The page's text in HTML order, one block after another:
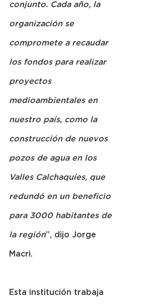
conjunto. Cada año, la
organización se
compromete a recaudar
los fondos para realizar
proyectos
medioambientales en
nuestro país, como la
construcción de nuevos
pozos de agua en los
Valles Calchaquíes, que
redundó en un beneficio
para 3000 habitantes de
la región”, dijo Jorge
Macri.
Esta institución trabaja